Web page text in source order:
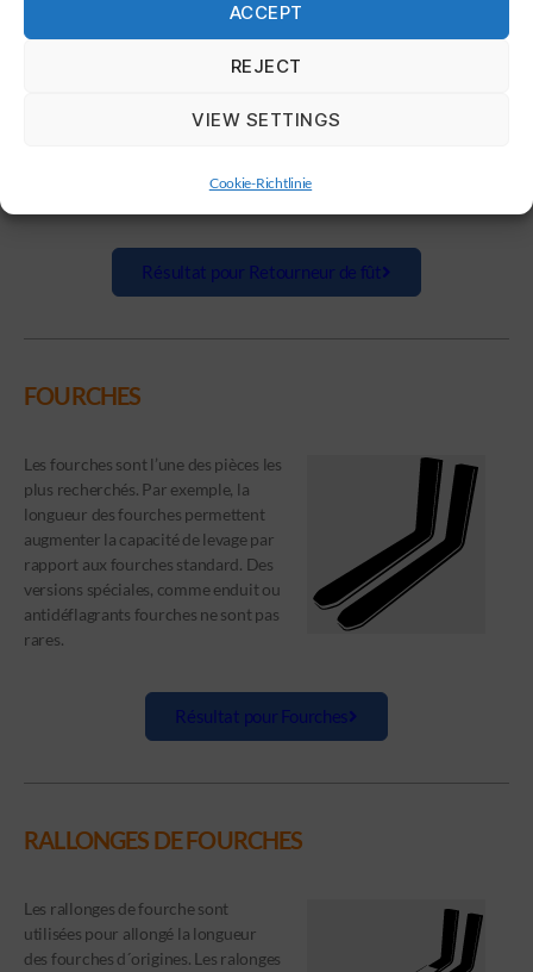
ACCEPT
REJECT
VIEW SETTINGS
Cookie-Richtlinie
Le retourneur de fût permet de
transporter des fûts vides et/ou
remplit. Les retourneurs de fût sont
peuvent être commandés avec
différents modèles de cet accessoire.
Résultat pour Retourneur de fût
FOURCHES
Les fourches sont l’une des pièces les
plus recherchés. Par exemple, la
longueur des fourches permettent
augmenter la capacité de levage par
rapport aux fourches standard. Des
versions spéciales, comme enduit ou
antidéflagrants fourches ne sont pas
rares.
Résultat pour Fourches
RALLONGES DE FOURCHES
Les rallonges de fourche sont
utilisées pour allongé la longueur
des fourches d´origines. Les ralonges